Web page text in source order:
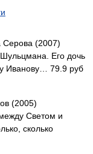
Серова (2007)
Шульцмана. Его дочь
Иванову… 79.9 руб
(2005)
Светом и
сколько